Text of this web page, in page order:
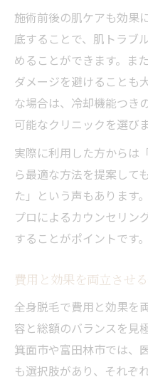
施術前後の肌ケアも効果
底することで、肌トラブ
めることができます。ま
ダメージを避けることも
な場合は、冷却機能つき
可能なクリニックを選び
実際に利用した方からは
ら最適な方法を提案して
た」という声もあります
プロによるカウンセリン
することがポイントです。
費用と効果を両立させ
全身脱毛で費用と効果を
容と総額のバランスを見
箕面市や富田林市では、
も選択肢があり、それぞ